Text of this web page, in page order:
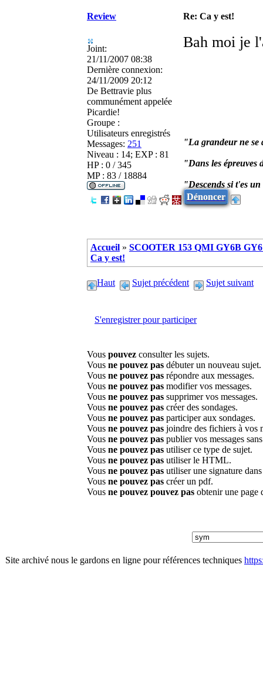
Review Re: Ca y est!
Joint:
21/11/2007 08:38
Dernière connexion:
24/11/2009 20:12
De Bettravie plus
communément appelée
Picardie!
Groupe :
Utilisateurs enregistrés
Messages: 251
Niveau : 14; EXP : 81
HP : 0 / 345
MP : 83 / 18884
Bah moi je
"La grandeur ne se
"Dans les épreuves
"Descends si t'es
Dénoncer
Accueil » SCOOTER 153 QMI GY6B
Ca y est!
Haut Sujet précédent Sujet suivant
S'enregistrer pour participer
Vous pouvez consulter les sujets.
Vous ne pouvez pas débuter un nouveau sujet.
Vous ne pouvez pas répondre aux messages.
Vous ne pouvez pas modifier vos messages.
Vous ne pouvez pas supprimer vos messages.
Vous ne pouvez pas créer des sondages.
Vous ne pouvez pas participer aux sondages.
Vous ne pouvez pas joindre des fichiers à vos
Vous ne pouvez pas publier vos messages
Vous ne pouvez pas utiliser ce type de sujet.
Vous ne pouvez pas utiliser le HTML.
Vous ne pouvez pas utiliser une signature
Vous ne pouvez pas créer un pdf.
Vous ne pouvez pouvez pas obtenir une page
Site archivé nous le gardons en ligne pour références techniques